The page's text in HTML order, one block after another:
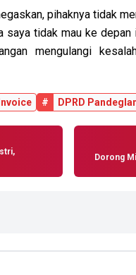
pihaknya tidak
saya tidak mau ke
mengulangi
# DPRD
Dorong